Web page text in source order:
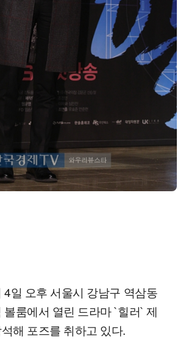
4일 오후 서울시 강남구 역삼동
룸에서 열린 드라마 `힐러` 제
해 포즈를 취하고 있다.